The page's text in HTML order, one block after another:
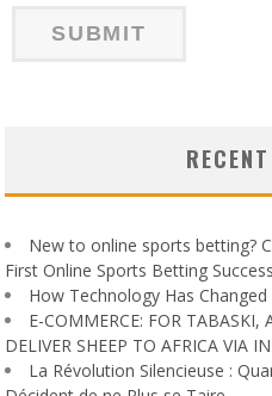
New to online sports betting?
First Online Sports Betting
How Technology Has Changed
E-COMMERCE: FOR TABASKI,
DELIVER SHEEP TO AFRICA VIA
La Révolution Silencieuse :